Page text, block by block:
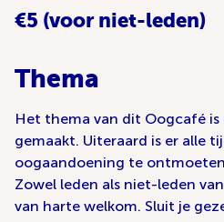
€5 (voor niet-leden)
Thema
Het thema van dit Oogcafé is
gemaakt. Uiteraard is er alle
oogaandoening te
Zowel leden als niet-leden
van harte welkom. Sluit je